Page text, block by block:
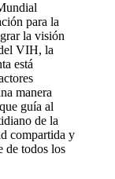
para la
la visión
VIH, la
está
manera
guía al
de la
compartida y
de todos los